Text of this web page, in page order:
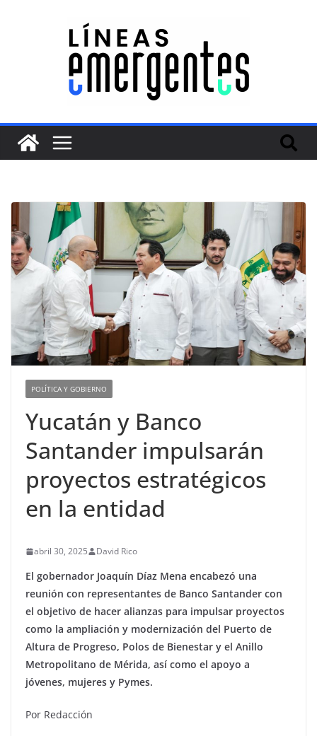
POLÍTICA Y GOBIERNO
Yucatán y Banco
Santander impulsarán
proyectos estratégicos
en la entidad
abril 30, 2025 David Rico
El gobernador Joaquín Díaz Mena encabezó una
reunión con representantes de Banco Santander con
el objetivo de hacer alianzas para impulsar proyectos
como la ampliación y modernización del Puerto de
Altura de Progreso, Polos de Bienestar y el Anillo
Metropolitano de Mérida, así como el apoyo a
jóvenes, mujeres y Pymes.
Por Redacción